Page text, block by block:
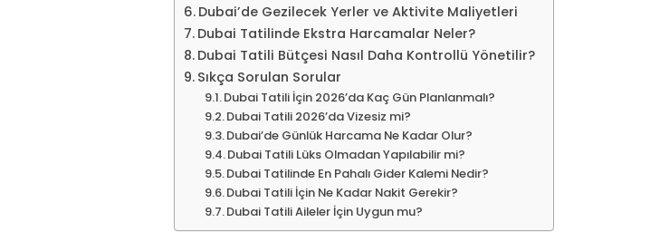
Dubai’de Gezilecek Yerler ve Aktivite Maliyetleri
Dubai Tatilinde Ekstra Harcamalar Neler?
Dubai Tatili Bütçesi Nasıl Daha Kontrollü Yönetilir?
Sıkça Sorulan Sorular
Dubai Tatili İçin 2026’da Kaç Gün Planlanmalı?
Dubai Tatili 2026’da Vizesiz mi?
Dubai’de Günlük Harcama Ne Kadar Olur?
Dubai Tatili Lüks Olmadan Yapılabilir mi?
Dubai Tatilinde En Pahalı Gider Kalemi Nedir?
Dubai Tatili İçin Ne Kadar Nakit Gerekir?
Dubai Tatili Aileler İçin Uygun mu?